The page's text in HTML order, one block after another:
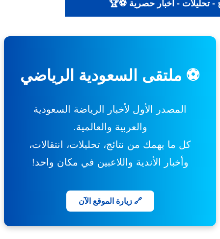
- تحليلات - أخبار حصرية ⚽🏆
⚽ ملتقى السعودية الرياضي
المصدر الأول لأخبار الرياضة السعودية
والعربية والعالمية.
كل ما يهمك من نتائج، تحليلات، انتقالات،
وأخبار الأندية واللاعبين في مكان واحد!
🔗 زيارة الموقع الآن